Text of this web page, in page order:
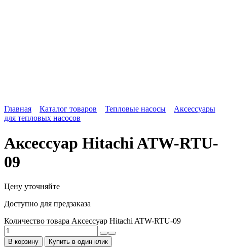
Главная Каталог товаров Тепловые насосы
Аксессуары
для тепловых насосов
Аксессуар Hitachi ATW-RTU-
09
Цену уточняйте
Доступно для предзаказа
Количество товара Аксессуар Hitachi ATW-RTU-09
В корзину Купить в один клик